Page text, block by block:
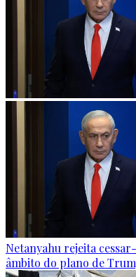
Netanyahu rejeita
âmbito do plano de